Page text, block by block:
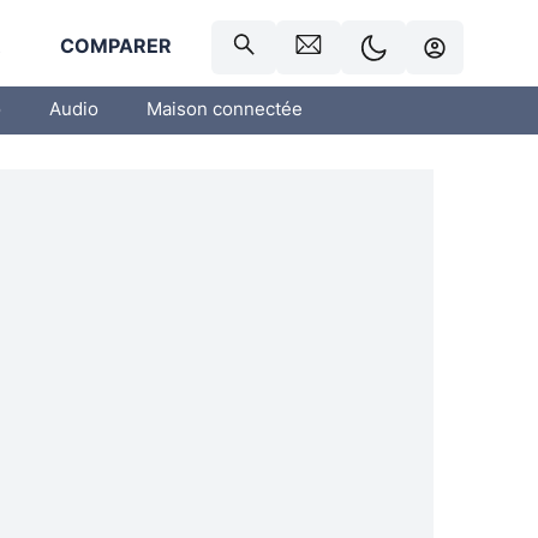
COMPARER
Audio Maison connectée